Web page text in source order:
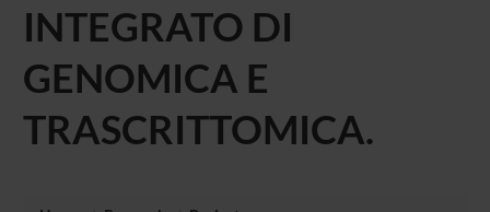
INTEGRATO DI
GENOMICA E
TRASCRITTOMICA.